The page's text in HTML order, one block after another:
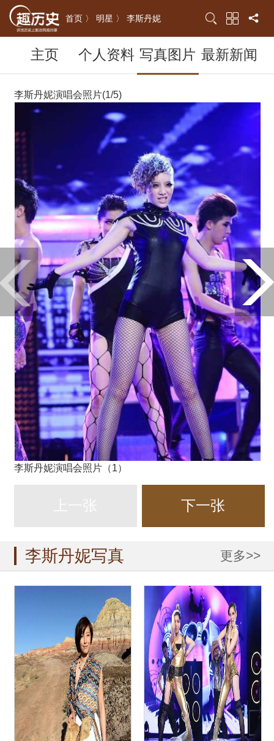
首页 〉 明星 〉 李斯丹妮
主页 个人资料 写真图片 最新新闻
李斯丹妮演唱会照片(1/5)
李斯丹妮演唱会照片（1）
下一张
李斯丹妮写真 更多>>